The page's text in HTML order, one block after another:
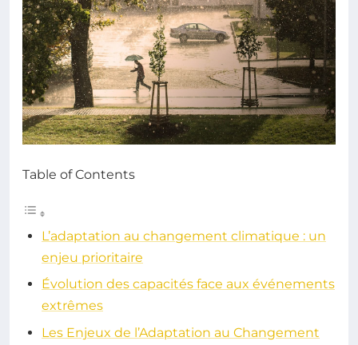
Table of Contents
L’adaptation au changement climatique : un
enjeu prioritaire
Évolution des capacités face aux événements
extrêmes
Les Enjeux de l’Adaptation au Changement